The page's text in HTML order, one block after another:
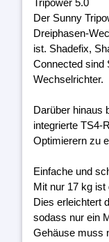
Der Sunny
Dreiphasen-
ist. Shadefix,
Connected sind
Wechselrichter.
Darüber hinaus
integrierte TS4-
Optimierern zu
Einfache und
Mit nur 17 kg
Dies erleichtert
sodass nur ein
Gehäuse muss